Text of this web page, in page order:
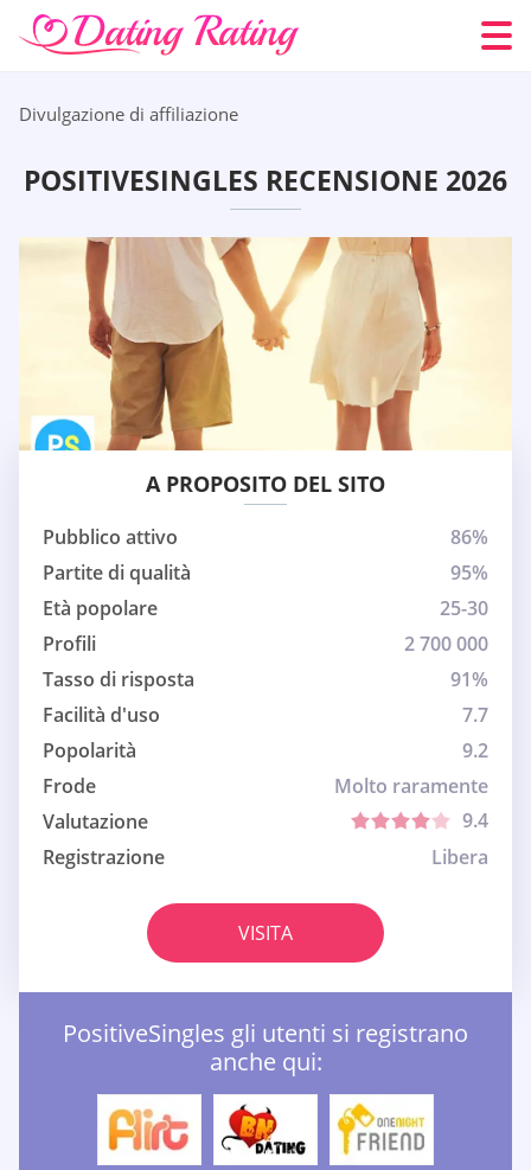
Divulgazione di affiliazione
POSITIVESINGLES RECENSIONE 2026
A PROPOSITO DEL SITO
Pubblico attivo
86%
Partite di qualità
95%
Età popolare
25-30
Profili
2 700 000
Tasso di risposta
91%
Facilità d'uso
7.7
Popolarità
9.2
Frode
Molto raramente
Valutazione
9.4
Registrazione
Libera
VISITA
PositiveSingles gli utenti si registrano
anche qui: